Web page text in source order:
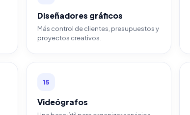
Diseñadores gráficos
Más control de clientes, presupuestos y
proyectos creativos.
15
Videógrafos